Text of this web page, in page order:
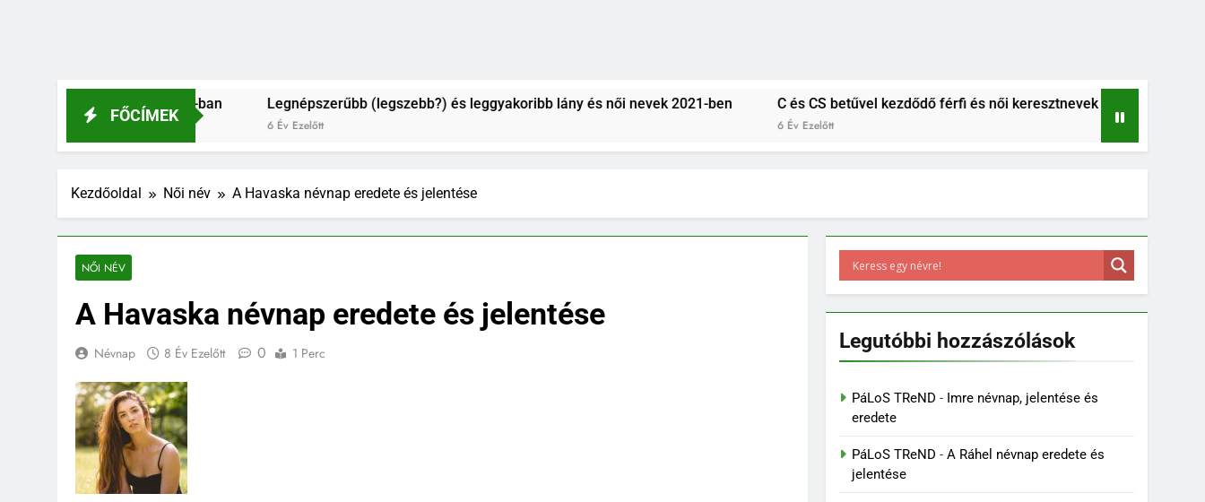
FŐCÍMEK
és férfinevek 2021-ban Legnépszerűbb (legszebb?) és leggyakoribb lány és női nevek 2021-ben
6 Év Ezelőtt
C és CS betűvel kezdődő férfi és női keresztnevek listája
6 Év Ezelőtt
Kezdőoldal Női név A Havaska névnap eredete és jelentése
NŐI NÉV
A Havaska névnap eredete és jelentése
Névnap 8 Év Ezelőtt 0 1 Perc Legutóbbi hozzászólások
PáLoS TReND - Imre névnap, jelentése és
eredete
PáLoS TReND -A Ráhel névnap eredete és
jelentése